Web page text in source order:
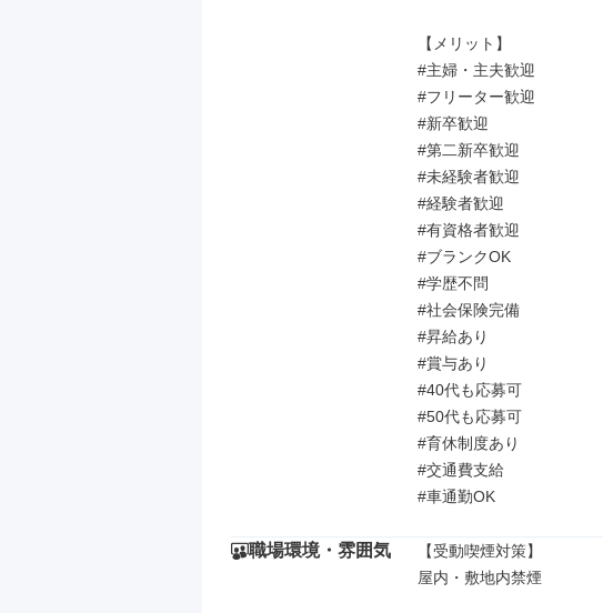
【メリット】
#主婦・主夫歓迎
#フリーター歓迎
#新卒歓迎
#第二新卒歓迎
#未経験者歓迎
#経験者歓迎
#有資格者歓迎
#ブランクOK
#学歴不問
#社会保険完備
#昇給あり
#賞与あり
#40代も応募可
#50代も応募可
#育休制度あり
#交通費支給
#車通勤OK
職場環境・雰囲気
【受動喫煙対策】
屋内・敷地内禁煙